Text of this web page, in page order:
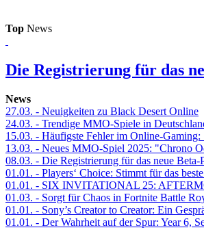
Top News
Die Registrierung für das
News
27.03. - Neuigkeiten zu Black Desert Online
24.03. - Trendige MMO-Spiele in
15.03. - Häufigste Fehler im Online-Gaming:
13.03. - Neues MMO-Spiel 2025: "Chrono
08.03. - Die Registrierung für das neue
01.01. - Players‘ Choice: Stimmt für das
01.01. - SIX INVITATIONAL 25:
01.03. - Sorgt für Chaos in Fortnite Battle
01.01. - Sony’s Creator to Creator: Ein
01.01. - Der Wahrheit auf der Spur: Year 6,